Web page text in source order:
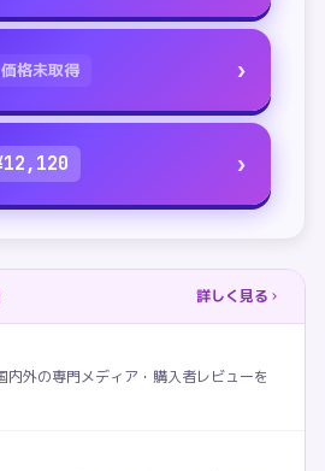
価格未取得 ›
12,120 ›
詳しく見る
内外の専門メディア・購入者レビューを